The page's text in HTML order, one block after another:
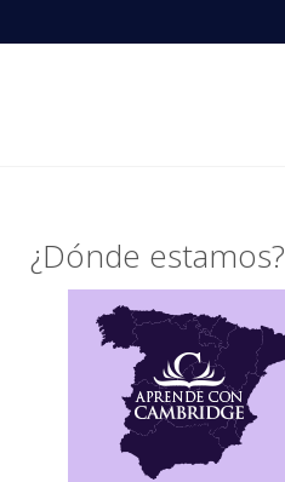
¿Dónde estamos?